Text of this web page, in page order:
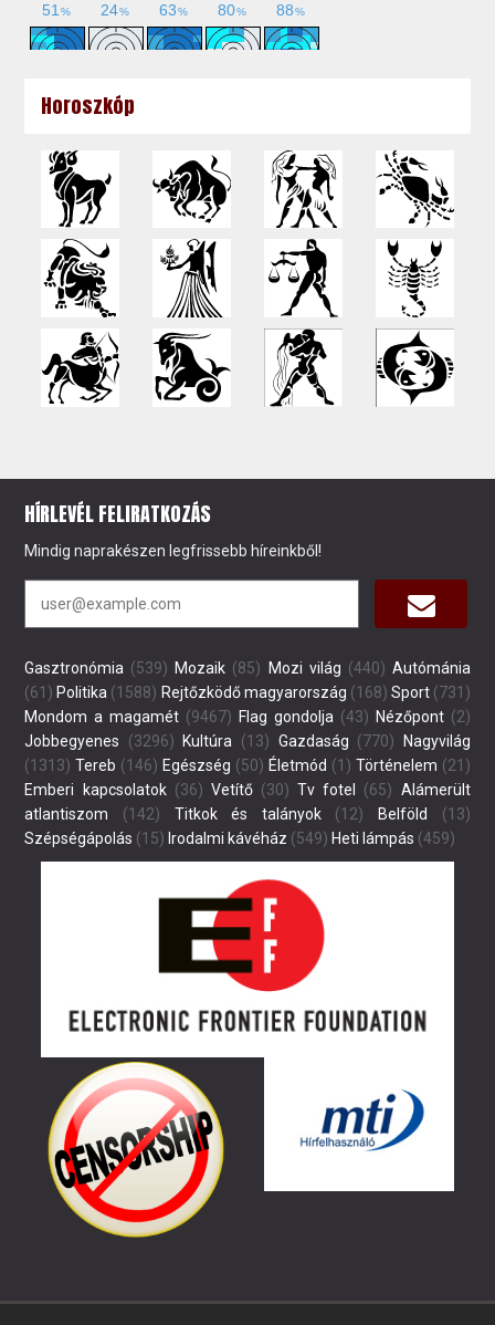
Horoszkóp
HÍRLEVÉL FELIRATKOZÁS
Mindig naprakészen legfrissebb híreinkből!
Gasztronómia (539) Mozaik (85) Mozi világ (440) Autómánia
(61) Politika (1588) Rejtőzködő magyarország (168) Sport(731)
Mondom a magamét (9467) Flag gondolja (43) Nézőpont(2)
Jobbegyenes (3296) Kultúra (13) Gazdaság (770)
Nagyvilág
(1313) Tereb (146) Egészség (50) Életmód (1) Történelem (21)
Emberi kapcsolatok(36) Vetítő(30) Tv fotel (65) Alámerült
atlantiszom (142) Titkok és talányok(12) Belföld
(13)
Szépségápolás (15) Irodalmi kávéház (549) Heti lámpás (459)